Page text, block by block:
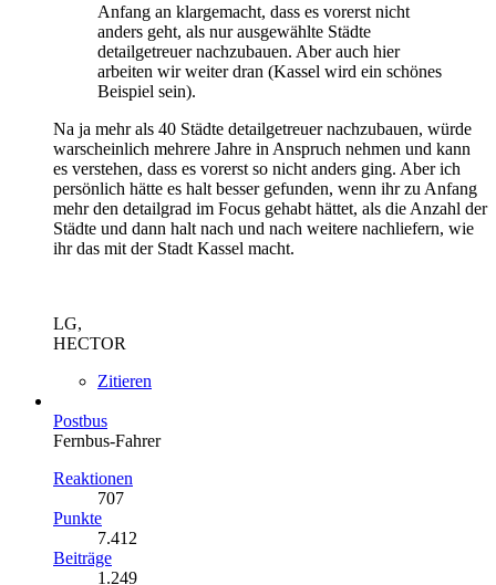
Anfang an klargemacht, dass es vorerst nicht
anders geht, als nur ausgewählte Städte
detailgetreuer nachzubauen. Aber auch hier
arbeiten wir weiter dran (Kassel wird ein schönes
Beispiel sein).
Na ja mehr als 40 Städte detailgetreuer nachzubauen, würde
warscheinlich mehrere Jahre in Anspruch nehmen und kann
es verstehen, dass es vorerst so nicht anders ging. Aber ich
persönlich hätte es halt besser gefunden, wenn ihr zu Anfang
mehr den detailgrad im Focus gehabt hättet, als die Anzahl der
Städte und dann halt nach und nach weitere nachliefern, wie
ihr das mit der Stadt Kassel macht.
LG,
HECTOR
Zitieren
Postbus
Fernbus-Fahrer
Reaktionen
707
Punkte
7.412
Beiträge
1.249